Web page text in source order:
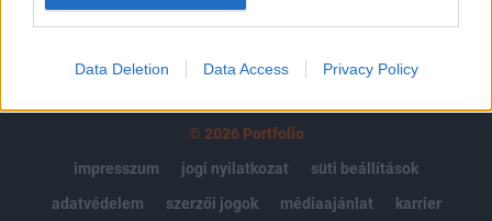
Data Deletion Data Access Privacy Policy
© 2026 Portfolio
impresszum
jogi nyilatkozat
süti beállítások
adatvédelem
szerzői jogok médiaajánlat karrier